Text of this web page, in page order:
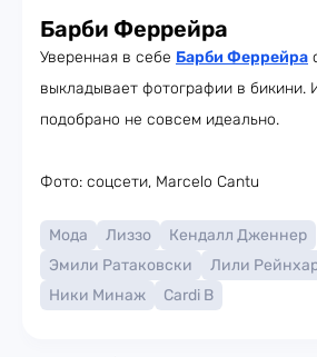
Барби Феррейра
Уверенная в себе Барби Феррейра
выкладывает фотографии в бикини.
подобрано не совсем идеально.
Фото: соцсети, Marcelo Cantu
Мода Лиззо
Кендалл Дженнер
Эмили Ратаковски
Лили
Ники Минаж
Cardi B